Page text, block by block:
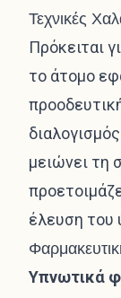
Τεχνικές
Πρόκειται
το άτομο
μειώνει τη
έλευση του
Υπνωτικά